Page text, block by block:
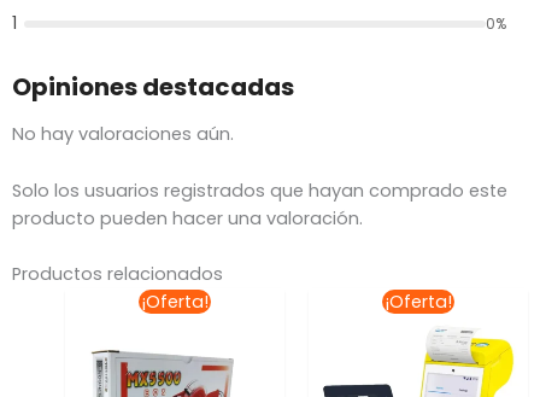
1 0%
Opiniones destacadas
No hay valoraciones aún.
Solo los usuarios registrados que hayan comprado este
producto pueden hacer una valoración.
Productos relacionados
¡Oferta!
El
precio
era:
$234.21.
¡Oferta!
El
precio
original
era:
$887.00.
es: